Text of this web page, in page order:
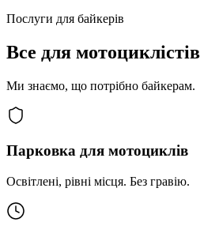
Послуги для байкерів
Все для мотоциклістів
Ми знаємо, що потрібно байкерам.
Парковка для мотоциклів
Освітлені, рівні місця. Без гравію.